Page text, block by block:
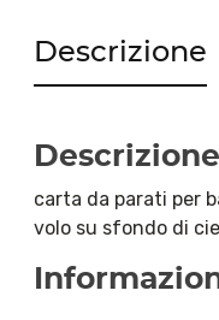
Descrizione
Descrizione
carta da parati per
volo su sfondo di